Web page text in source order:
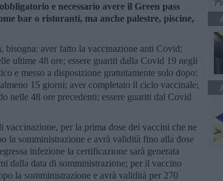
obbligatorio e necessario avere il Green pass
bar o ristoranti, ma anche palestre, piscine,
bisogna: aver fatto la vaccinazione anti Covid;
ultime 48 ore; essere guariti dalla Covid 19 negli
e messo a disposizione gratuitamente solo dopo:
15 giorni; aver completato il ciclo vaccinale;
nelle 48 ore precedenti; essere guariti dal Covid
vaccinazione, per la prima dose dei vaccini che ne
la somministrazione e avrà validità fino alla dose
infezione la certificazione sarà generata
dalla data di somministrazione; per il vaccino
la somministrazione e avrà validità per 270